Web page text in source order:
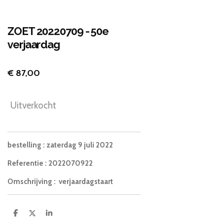
ZOET 20220709 - 50e
verjaardag
€ 87,00
Uitverkocht
bestelling : zaterdag 9 juli 2022
Referentie : 2022070922
Omschrijving : verjaardagstaart
D
D
S